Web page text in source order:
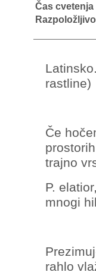
Čas cvetenja
rastline)
Če
trajno
P.
mnogi
rahlo